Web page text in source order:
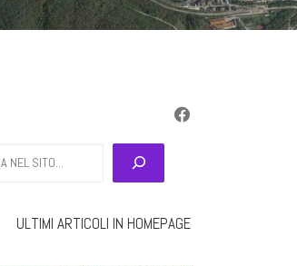
ULTIMI ARTICOLI IN HOMEPAGE